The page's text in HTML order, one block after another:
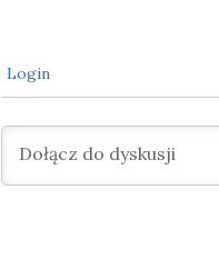
Login